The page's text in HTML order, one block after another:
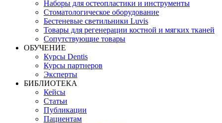
Наборы для остеопластики и инструменты
Стоматологическое оборудование
Бестеневые светильники Luvis
Товары для регенерации костной и мягких тканей
Сопутствующие товары
ОБУЧЕНИЕ
Курсы Dentis
Курсы партнеров
Эксперты
БИБЛИОТЕКА
Кейсы
Статьи
Публикации
Пациентам